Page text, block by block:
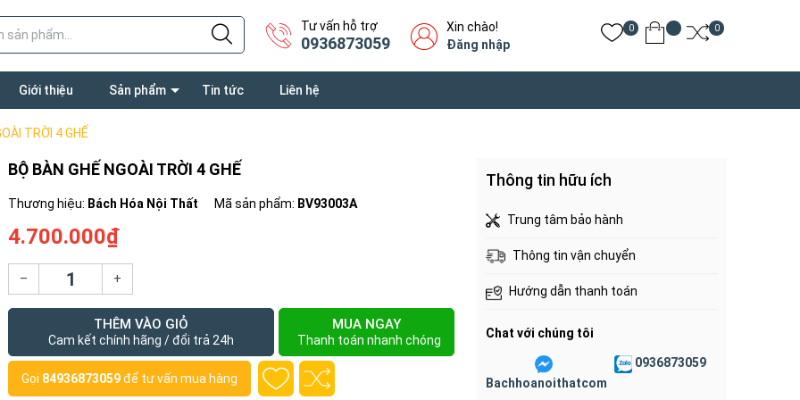
Tư vấn hỗ trợ
0936873059
Xin chào!
Đăng nhập
0 0
Giới thiệu Sản phẩm Tin tức Liên hệ
TRỜI 4 GHẾ
BỘ BÀN GHẾ NGOÀI TRỜI 4 GHẾ
Thương hiệu: Bách Hóa Nội Thất Mã sản phẩm: BV93003A
4.700.000₫
– +
THÊM VÀO GIỎ
Cam kết chính hãng / đổi trả 24h
MUA NGAY
Thanh toán nhanh chóng
Gọi 84936873059để tư vấn mua hàng
Thông tin hữu ích
Trung tâm bảo hành
Thông tin vận chuyển
Hướng dẫn thanh toán
Chat với chúng tôi
Bachhoanoithatcom
0936873059